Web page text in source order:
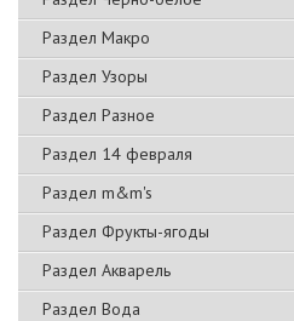
Раздел Макро
Раздел Узоры
Раздел Разное
Раздел 14 февраля
Раздел m&m's
Раздел Фрукты-ягоды
Раздел Акварель
Раздел Вода